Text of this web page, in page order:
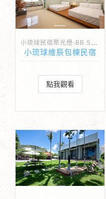
小琉球民宿聚光燈-BB Spotlight
小琉球維辰包棟民宿
點我觀看